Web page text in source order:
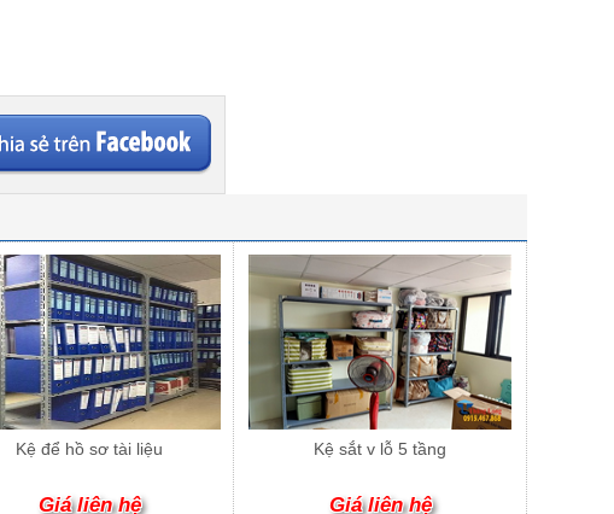
Kệ để hồ sơ tài liệu
Giá liên hệ
Kệ sắt v lỗ 5 tầng
Giá liên hệ